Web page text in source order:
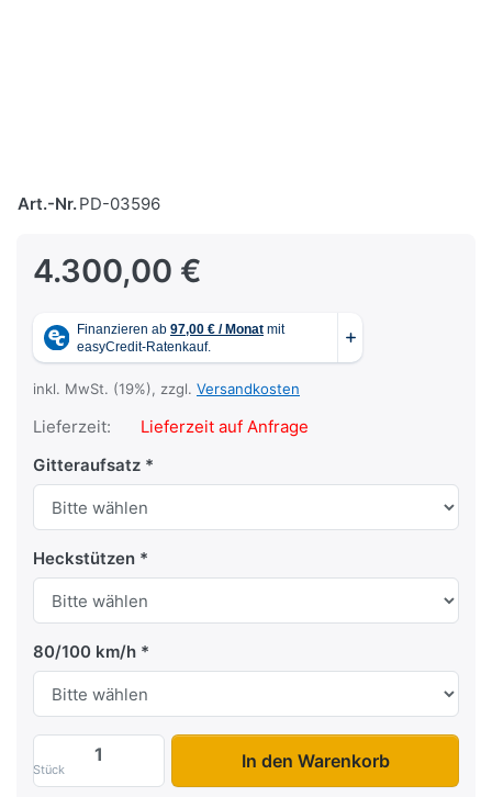
Art.-Nr.PD-03596
4.300,00 €
inkl. MwSt. (19%), zzgl. Versandkosten
Lieferzeit:
Lieferzeit auf Anfrage
Gitteraufsatz
Heckstützen
80/100 km/h
Stück
PW1.2E Lux zu 4.300,00 €, Menge 1.
In den Warenkorb